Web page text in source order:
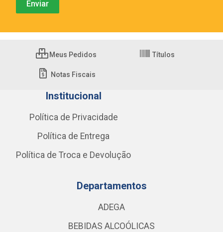
Meus Pedidos Títulos
Notas Fiscais
Institucional
Política de Privacidade
Política de Entrega
Política de Troca e Devolução
Departamentos
ADEGA
BEBIDAS ALCOÓLICAS